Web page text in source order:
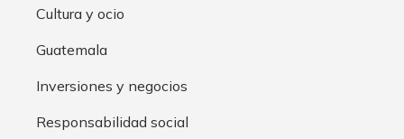
Cultura y ocio
Guatemala
Inversiones y negocios
Responsabilidad social